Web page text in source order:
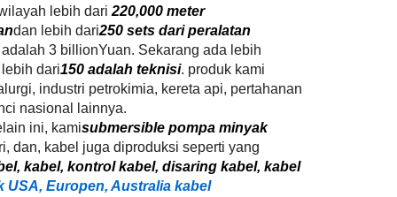
lebih dari 220,000 meter
dan lebih dari250 sets dari peralatan
3 billionYuan. Sekarang ada lebih
dari150 adalah teknisi. produk kami
industri petrokimia, kereta api, pertahanan
nasional lainnya.
ini, kamisubmersible pompa minyak
dan, kabel juga diproduksi seperti yang
kabel, kontrol kabel, disaring kabel, kabel
USA, Europen, Australia kabel